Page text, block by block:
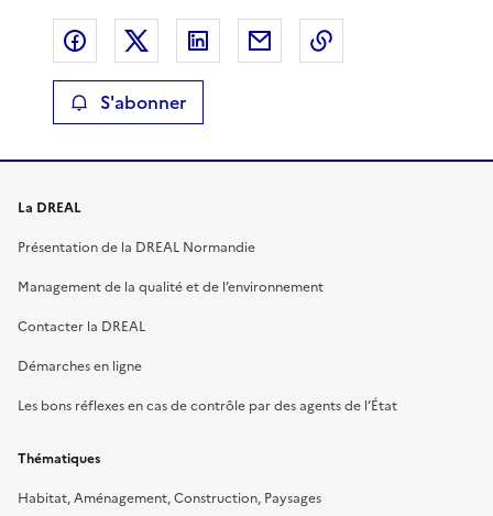
Partager sur Facebook
Partager sur XPartager sur LinkedIn
Partager par email
S'abonner
La DREAL
Présentation de la DREAL Normandie
Management de la qualité et de l’environnement
Contacter la DREAL
Démarches en ligne
Les bons réflexes en cas de contrôle par des agents de l’État
Thématiques
Habitat, Aménagement, Construction, Paysages